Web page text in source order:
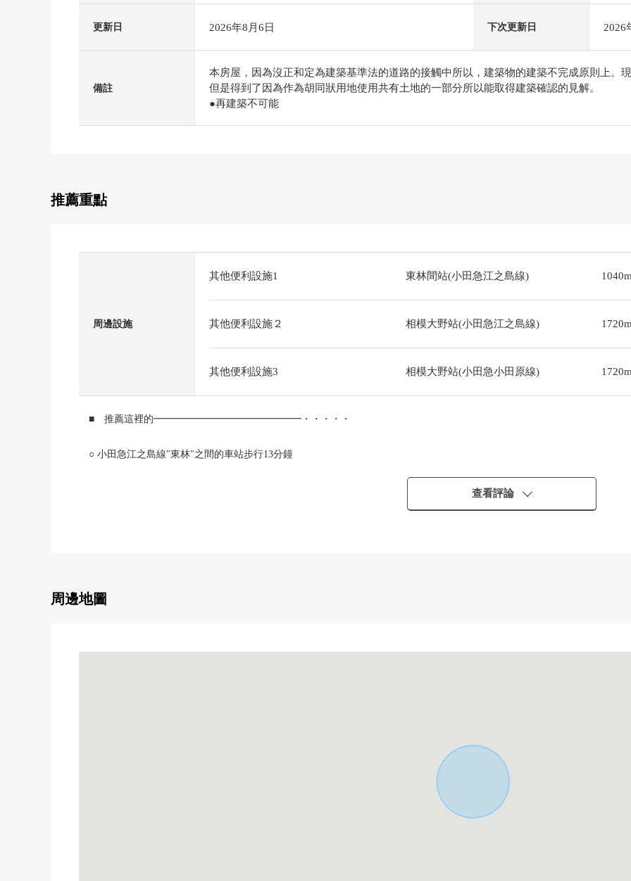
更新日 2026年8月6日 下次更新日 2026
備註
本房屋，因為沒正和定為建築基準法的道路的接觸中所以，建築物的建築不完成原則上。
但是得到了因為作為胡同狀用地使用共有土地的一部分所以能取得建築確認的見解。
●再建築不可能
推薦重點
周邊設施
其他便利設施1 東林間站(小田急江之島線)
其他便利設施２ 相模大野站(小田急江之島線)
其他便利設施3 相模大野站(小田急小田原線)
■ 推薦這裡的━━━━━━━━━━━━━━━・・・・・
○ 小田急江之島線"東林"之間的車站步行13分鐘
○ 第1種低層住宅專用區
查看評論
周邊地圖